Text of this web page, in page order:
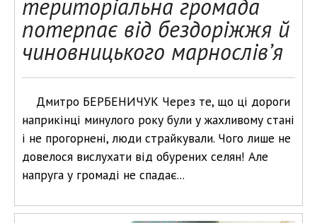
територіальна громада
потерпає від бездоріжжя й
чиновницького марнослів’я
Дмитро БЕРБЕНИЧУК Через те, що ці дороги
наприкінці минулого року були у жахливому стані
і не прогорнені, люди страйкували. Чого лише не
довелося вислухати від обурених селян! Але
напруга у громаді не спадає...